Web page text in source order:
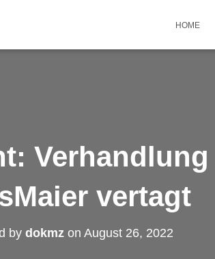
HOME
Verhandlung
vertagt
by dokmzon August 26, 2022